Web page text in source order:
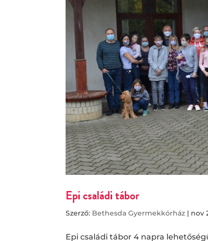
Epi családi tábor
Szerző: Bethesda Gyermekkórház | nov
Epi családi tábor 4 napra